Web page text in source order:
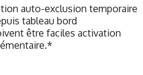
auto-exclusion temporaire
tableau bord
être faciles activation